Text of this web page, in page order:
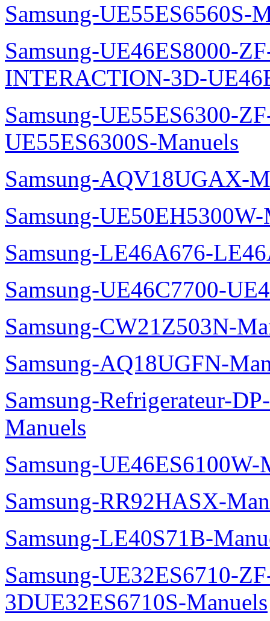
Samsung-UE55ES6560S-
Samsung-UE46ES8000-
INTERACTION-3D-
Samsung-UE55ES6300-
UE55ES6300S-Manuels
Samsung-AQV18UGAX-
Samsung-UE50EH5300W-
Samsung-LE46A676-
Samsung-UE46C7700-
Samsung-CW21Z503N-
Samsung-AQ18UGFN-
Samsung-Refrigerateur-
Manuels
Samsung-UE46ES6100W-
Samsung-RR92HASX-
Samsung-LE40S71B-
Samsung-UE32ES6710-
3DUE32ES6710S-Manuels